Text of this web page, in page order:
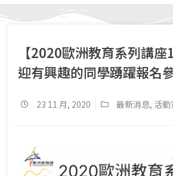
【2020歐洲教育系列講
迎有興趣的同學踴躍報名
23 11 月, 2020 最新消息, 活